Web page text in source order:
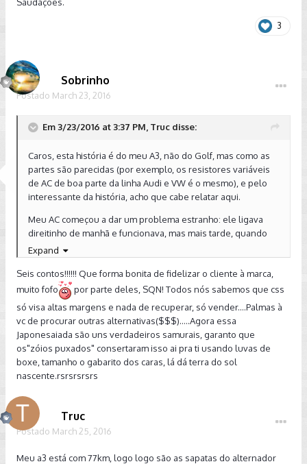
3
Sobrinho
Postado March 23, 2016
Em 3/23/2016 at 3:37 PM, Truc disse:
Caros, esta história é do meu A3, não do Golf, mas como as
partes são parecidas (por exemplo, os resistores variáveis
de AC de boa parte da linha Audi e VW é o mesmo), e pelo
interessante da história, acho que cabe relatar aqui.
Meu AC começou a dar um problema estranho: ele ligava
direitinho de manhã e funcionava, mas mais tarde, quando
eu saía do carro e retornava o AC não ligava; andava suando
um pouco, e de repente ele voltava a funcionar, e não parava
mais, até a próxima parada do motor. Parecia problema de
mau contato, mas se fosse, o AC ligaria e desligaria
aleatoriamente, sem padrão. O resistor não era, pois eu já
tinha trocado no passado.
Levei na CSS, e depois de algumas horas de averiguação,
concluíram que o problem era a ventoinha do AC, peça que
teria que ser trocada a um preço de R$ 6.000, sem contar a
mão de obra (que deve ser pouco, pois a troca é simples e
dizer a eles que não faria a troca).
Procurei um desmanche, e achei a peça por R$600 à vista.
that.
Expand
Seis contos!!!!!! Que forma bonita de fidelizar o cliente à marca,
muito fofo
por parte deles, SQN! Todos nós sabemos que css
só visa altas margens e nada de recuperar, só vender....Palmas à
vc de procurar outras alternativas($$$).....Agora essa
Japonesaiada são uns verdadeiros samurais, garanto que
os"zóios puxados" consertaram isso ai pra ti usando luvas de
boxe, tamanho o gabarito dos caras, lá dá terra do sol
nascente.rsrsrsrsrs
Truc
Postado March 25, 2016
Meu a3 está com 77km, logo logo são as sapatas do alternador